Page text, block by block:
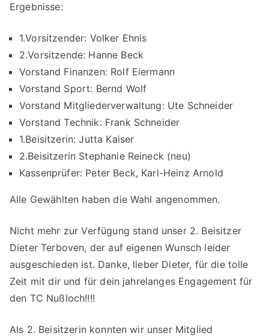
Ergebnisse:
1.Vorsitzender: Volker Ehnis
2.Vorsitzende: Hanne Beck
Vorstand Finanzen: Rolf Eiermann
Vorstand Sport: Bernd Wolf
Vorstand Mitgliederverwaltung: Ute Schneider
Vorstand Technik: Frank Schneider
1.Beisitzerin: Jutta Kaiser
2.Beisitzerin Stephanie Reineck (neu)
Kassenprüfer: Peter Beck, Karl-Heinz Arnold
Alle Gewählten haben die Wahl angenommen.
Nicht mehr zur Verfügung stand unser 2. Beisitzer
Dieter Terboven, der auf eigenen Wunsch leider
ausgeschieden ist. Danke, lieber Dieter, für die tolle
Zeit mit dir und für dein jahrelanges Engagement für
den TC Nußloch!!!!
Als 2. Beisitzerin konnten wir unser Mitglied